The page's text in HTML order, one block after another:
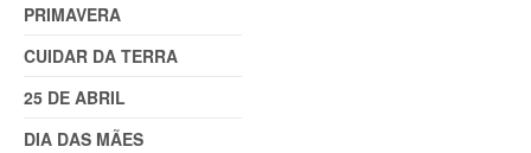
PRIMAVERA
CUIDAR DA TERRA
25 DE ABRIL
DIA DAS MÃES